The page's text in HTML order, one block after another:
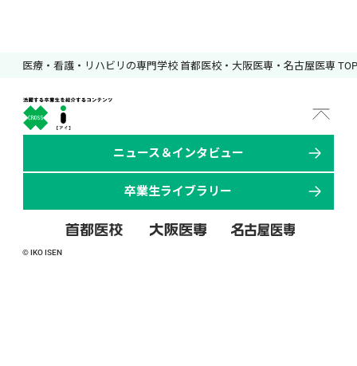
医療・看護・リハビリの専門学校 首都医校・大阪医専・名古屋医専 TOP
ニュース＆インタビュー
卒業生ライブラリー
© IKO ISEN